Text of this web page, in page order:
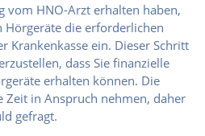
vom HNO-Arzt erhalten haben,
Hörgeräte die erforderlichen
Krankenkasse ein. Dieser Schritt
dass Sie finanzielle
erhalten können. Die
Zeit in Anspruch nehmen, daher
gefragt.